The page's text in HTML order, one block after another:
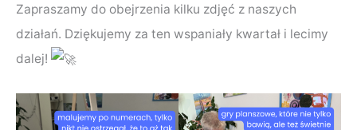
Zapraszamy do obejrzenia kilku zdjęć z naszych
działań. Dziękujemy za ten wspaniały kwartał i lecimy
dalej!